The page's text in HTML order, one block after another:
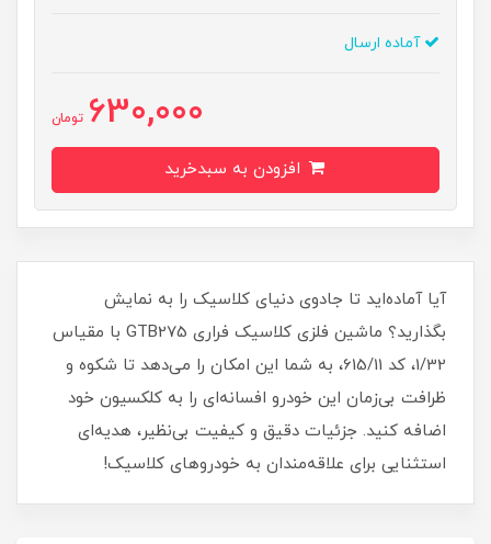
آماده ارسال
630,000 تومان
آیا آماده‌اید تا جادوی دنیای کلاسیک را به نمایش
بگذارید؟ ماشین فلزی کلاسیک فراری GTB275 با مقیاس
1/32، کد 615/11، به شما این امکان را می‌دهد تا شکوه و
ظرافت بی‌زمان این خودرو افسانه‌ای را به کلکسیون خود
اضافه کنید. جزئیات دقیق و کیفیت بی‌نظیر، هدیه‌ای
استثنایی برای علاقه‌مندان به خودروهای کلاسیک!